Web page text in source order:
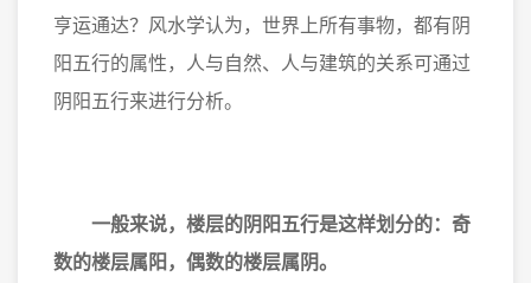
亨运通达？风水学认为，世界上所有事物，都有阴
阳五行的属性，人与自然、人与建筑的关系可通过
阴阳五行来进行分析。
一般来说，楼层的阴阳五行是这样划分的： 奇
数的楼层属阳，偶数的楼层属阴。